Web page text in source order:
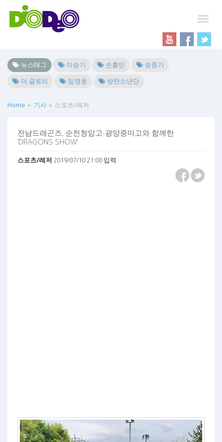
뉴스태그 이승기 손흥민
송중기
더 글로리
임영웅 방탄소년단
Home 기사 스포츠/레저
전남드래곤즈, 순천청암고-광양중마고와 함께한
‘DRAGONS SHOW’
스포츠/레저 2019/07/10 21:00 입력